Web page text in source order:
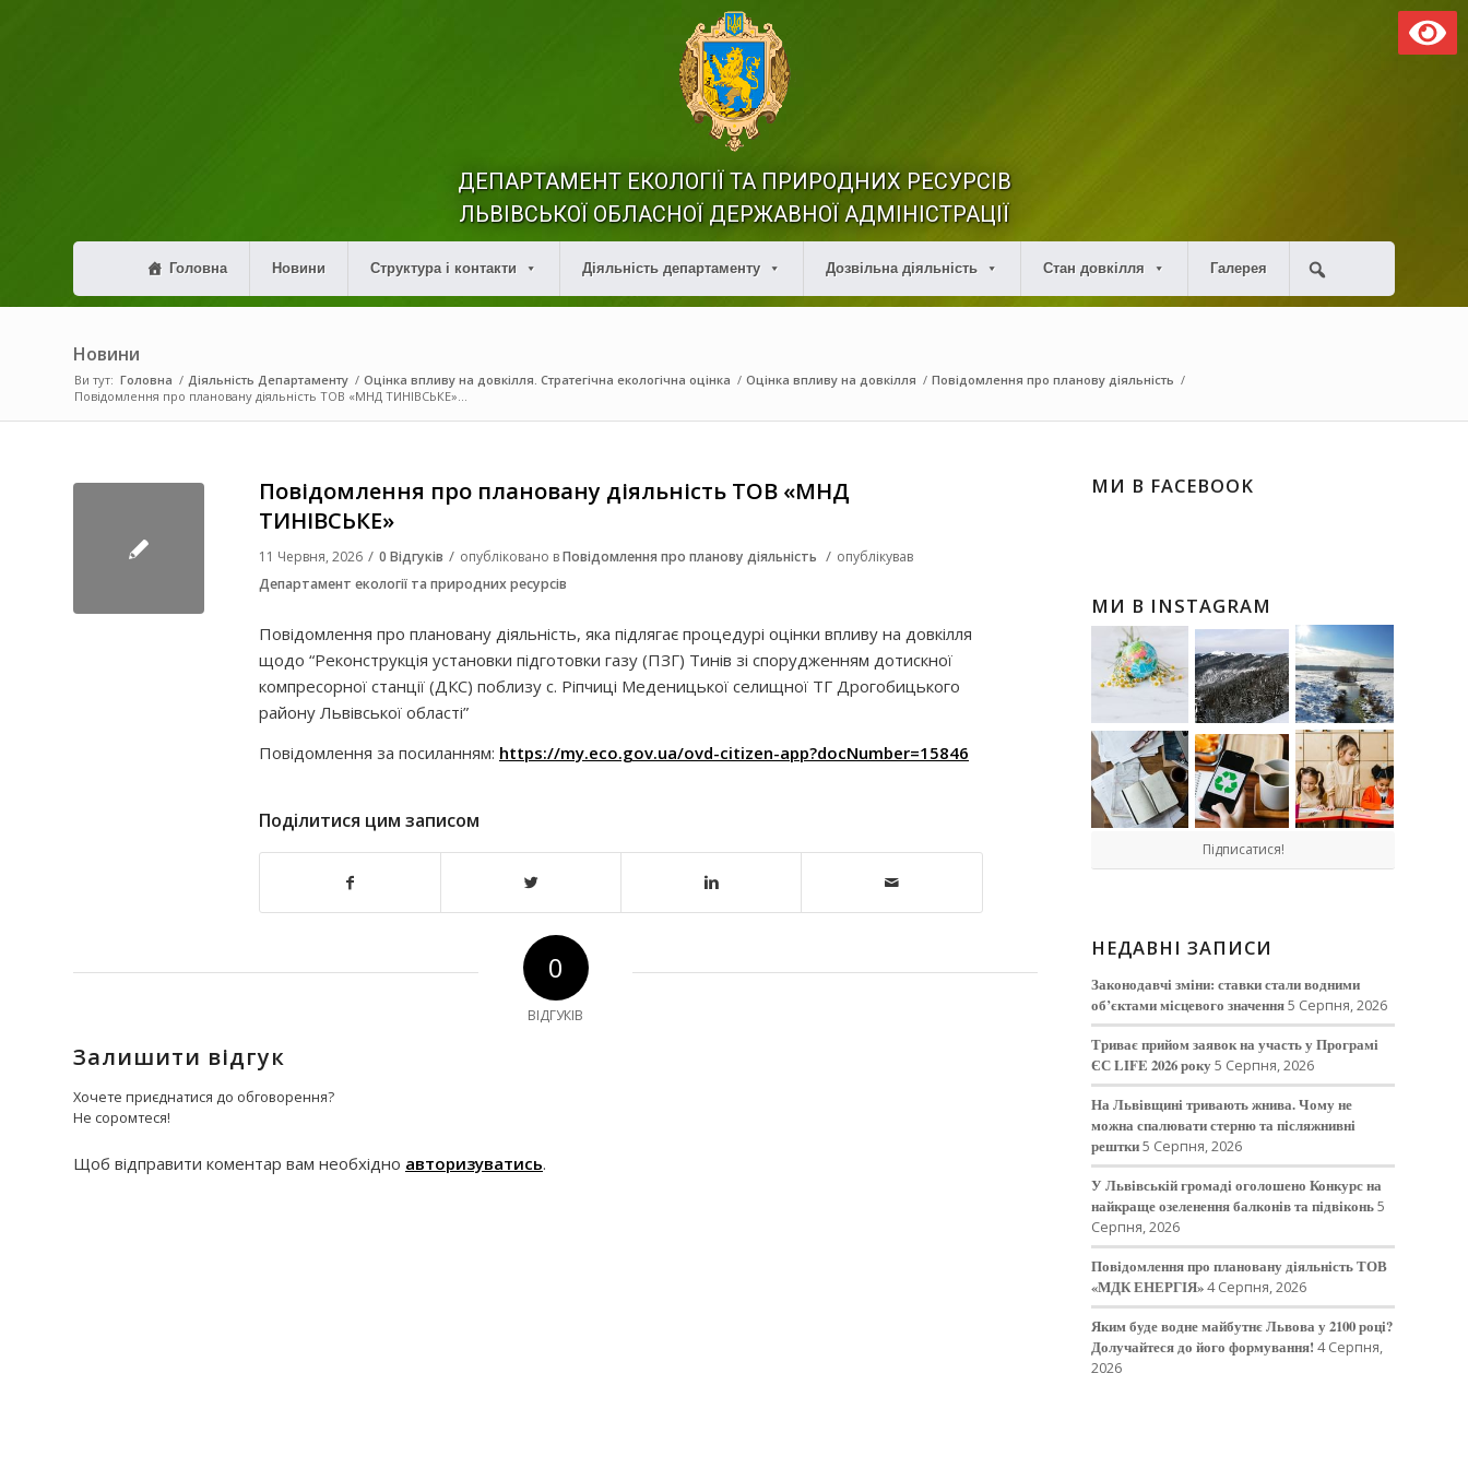
ДЕПАРТАМЕНТ ЕКОЛОГІЇ ТА ПРИРОДНИХ РЕСУРСІВ
ЛЬВІВСЬКОЇ ОБЛАСНОЇ ДЕРЖАВНОЇ АДМІНІСТРАЦІЇ
Головна Новини Структура і контакти Діяльність департаменту Дозвільна діяльність Стан довкілля Галерея
Новини
Ви тут: Головна / Діяльність Департаменту / Оцінка впливу на довкілля. Стратегічна екологічна оцінка / Оцінка впливу на довкілля / Повідомлення про планову діяльність /
Повідомлення про плановану діяльність ТОВ «МНД ТИНІВСЬКЕ»...
Повідомлення про плановану діяльність ТОВ «МНД
ТИНІВСЬКЕ»
11 Червня, 2026 / 0 Відгуків / опубліковано вПовідомлення про планову діяльність / опублікував
Департамент екології та природних ресурсів
Повідомлення про плановану діяльність, яка підлягає процедурі оцінки впливу на довкілля
щодо “Реконструкція установки підготовки газу (ПЗГ) Тинів зі спорудженням дотискної
компресорної станції (ДКС) поблизу с. Ріпчиці Меденицької селищної ТГ Дрогобицького
району Львівської області”
Повідомлення за посиланням: https://my.eco.gov.ua/ovd-citizen-app?docNumber=15846
Поділитися цим записом
0
ВІДГУКІВ
Залишити відгук
Хочете приєднатися до обговорення?
Не соромтеся!
Щоб відправити коментар вам необхідно авторизуватись.
МИ В FACEBOOK
МИ В INSTAGRAM
Підписатися!
НЕДАВНІ ЗАПИСИ
Законодавчі зміни: ставки стали водними
об’єктами місцевого значення5 Серпня, 2026
Триває прийом заявок на участь у Програмі
ЄС LIFE 2026 року5 Серпня, 2026
На Львівщині тривають жнива. Чому не
можна спалювати стерню та післяжнивні
рештки5 Серпня, 2026
У Львівській громаді оголошено Конкурс на
найкраще озеленення балконів та підвіконь5
Серпня, 2026
Повідомлення про плановану діяльність ТОВ
«МДК ЕНЕРГІЯ»4 Серпня, 2026
Яким буде водне майбутнє Львова у 2100 році?
Долучайтеся до його формування! 4 Серпня,
2026